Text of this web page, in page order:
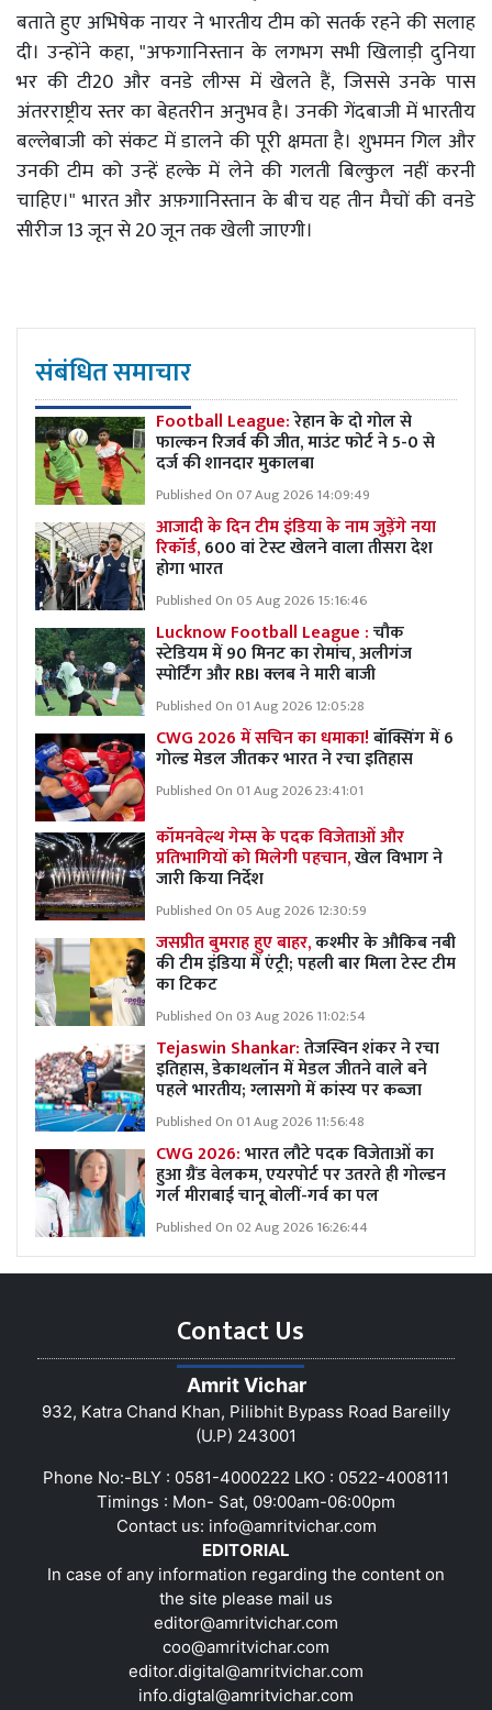
बताते हुए अभिषेक नायर ने भारतीय टीम को सतर्क रहने की सलाह
दी। उन्होंने कहा, "अफगानिस्तान के लगभग सभी खिलाड़ी दुनिया
भर की टी20 और वनडे लीग्स में खेलते हैं, जिससे उनके पास
अंतरराष्ट्रीय स्तर का बेहतरीन अनुभव है। उनकी गेंदबाजी में भारतीय
बल्लेबाजी को संकट में डालने की पूरी क्षमता है। शुभमन गिल और
उनकी टीम को उन्हें हल्के में लेने की गलती बिल्कुल नहीं करनी
चाहिए।" भारत और अफ़गानिस्तान के बीच यह तीन मैचों की वनडे
सीरीज 13 जून से 20 जून तक खेली जाएगी।
संबंधित समाचार
Football League:रेहान के दो गोल से
फाल्कन रिजर्व की जीत, माउंट फोर्ट ने 5-0 से
दर्ज की शानदार मुकालबा
Published On 07 Aug 2026 14:09:49
आजादी के दिन टीम इंडिया के नाम जुड़ेंगे नया
रिकॉर्ड,600 वां टेस्ट खेलने वाला तीसरा देश
होगा भारत
Published On 05 Aug 2026 15:16:46
Lucknow Football League :चौक
स्टेडियम में 90 मिनट का रोमांच, अलीगंज
स्पोर्टिंग और RBI क्लब ने मारी बाजी
Published On 01 Aug 2026 12:05:28
CWG 2026 में सचिन का धमाका!बॉक्सिंग में 6
गोल्ड मेडल जीतकर भारत ने रचा इतिहास
Published On 01 Aug 2026 23:41:01
कॉमनवेल्थ गेम्स के पदक विजेताओं और
प्रतिभागियों को मिलेगी पहचान,खेल विभाग ने
जारी किया निर्देश
Published On 05 Aug 2026 12:30:59
जसप्रीत बुमराह हुए बाहर,कश्मीर के औकिब नबी
की टीम इंडिया में एंट्री; पहली बार मिला टेस्ट टीम
का टिकट
Published On 03 Aug 2026 11:02:54
Tejaswin Shankar:तेजस्विन शंकर ने रचा
इतिहास, डेकाथलॉन में मेडल जीतने वाले बने
पहले भारतीय; ग्लासगो में कांस्य पर कब्जा
Published On 01 Aug 2026 11:56:48
CWG 2026:भारत लौटे पदक विजेताओं का
हुआ ग्रैंड वेलकम, एयरपोर्ट पर उतरते ही गोल्डन
गर्ल मीराबाई चानू बोलीं-गर्व का पल
Published On 02 Aug 2026 16:26:44
Contact Us
Amrit Vichar
932, Katra Chand Khan, Pilibhit Bypass Road Bareilly
(U.P) 243001
Phone No:-BLY : 0581-4000222 LKO : 0522-4008111
Timings : Mon- Sat, 09:00am-06:00pm
Contact us: info@amritvichar.com
EDITORIAL
In case of any information regarding the content on
the site please mail us
editor@amritvichar.com
coo@amritvichar.com
editor.digital@amritvichar.com
info.digtal@amritvichar.com